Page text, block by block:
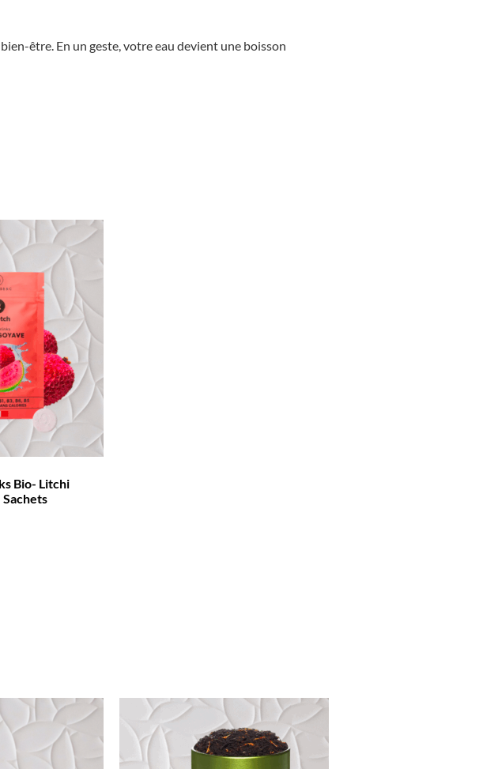
être. En un geste, votre eau devient une boisson
Bio- Litchi